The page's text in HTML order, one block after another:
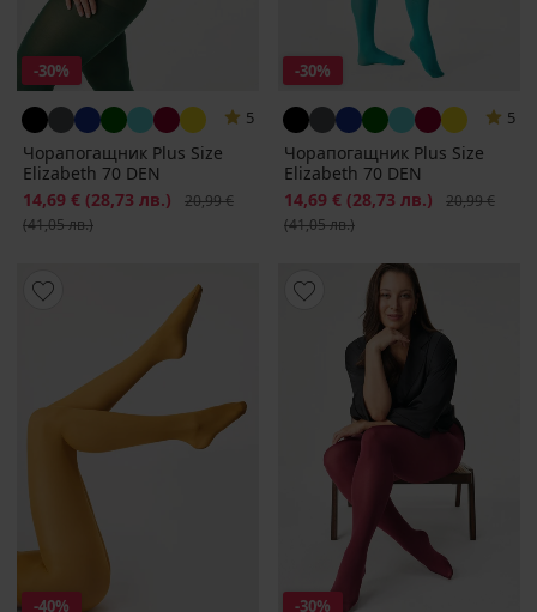
-30%
5
Чорапогащник Plus Size
Elizabeth 70 DEN
Намаление
14,69 € (28,73 лв.) Първоначална цена
20,99 €
(41,05 лв.)
-30%
5
Чорапогащник Plus Size
Elizabeth 70 DEN
Намаление
14,69 € (28,73 лв.)
20,99 €
(41,05 лв.)
-40% -30%